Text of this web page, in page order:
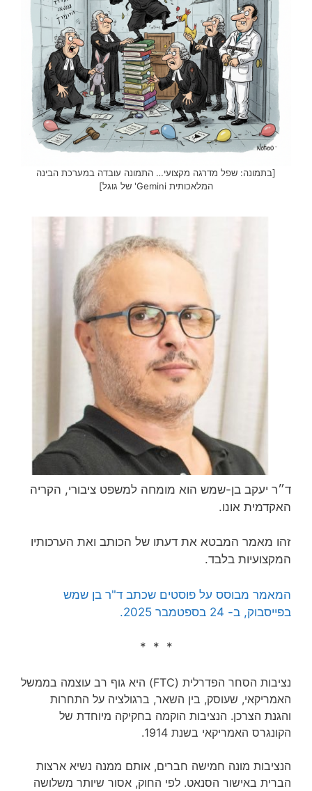
[בתמונה: שפל מדרגה מקצועי… התמונה עובדה במערכת הבינה
המלאכותית Gemini' של גוגל]
ד״ר יעקב בן-שמש הוא מומחה למשפט ציבורי, הקריה
האקדמית אונו.
זהו מאמר המבטא את דעתו של הכותב ואת הערכותיו
המקצועיות בלבד.
המאמר מבוסס על פוסטים שכתב ד"ר בן שמש
בפייסבוק, ב- 24 בספטמבר 2025.
* * *
נציבות הסחר הפדרלית (FTC) היא גוף רב עוצמה בממשל
האמריקאי, שעוסק, בין השאר, ברגולציה על התחרות
והגנת הצרכן. הנציבות הוקמה בחקיקה מיוחדת של
הקונגרס האמריקאי בשנת 1914.
הנציבות מונה חמישה חברים, אותם ממנה נשיא ארצות
הברית באישור הסנאט. לפי החוק, אסור שיותר משלושה